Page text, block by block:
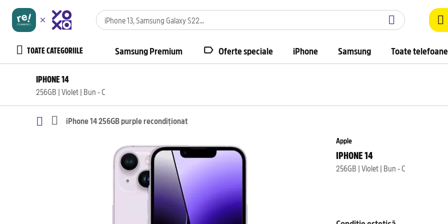
TOATE CATEGORIILE Samsung Premium Oferte speciale iPhone Samsung Toate
IPHONE 14
256GB | Violet | Bun - C
iPhone 14 256GB purple recondiționat
Apple
IPHONE 14
256GB | Violet | Bun - C